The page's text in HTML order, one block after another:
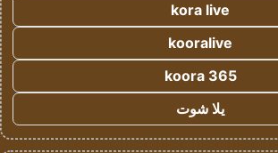
kora live
kooralive
koora 365
يلا شوت